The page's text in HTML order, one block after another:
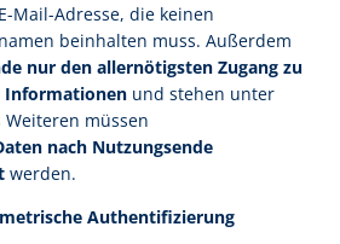
Mail-Adresse, die keinen
beinhalten muss. Außerdem
nur den allernötigsten Zugang zu
Informationen und stehen unter
Weiteren müssen
nach Nutzungsende
werden.
Authentifizierung